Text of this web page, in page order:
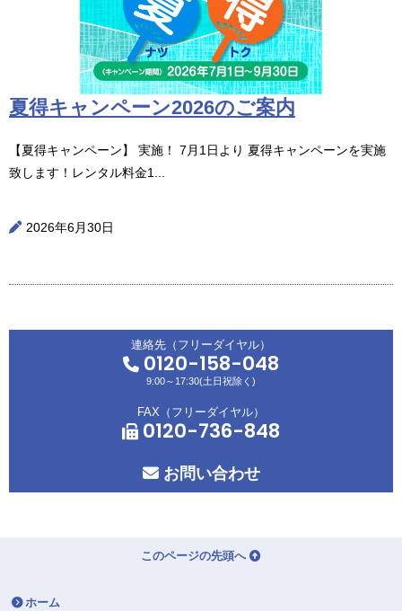
夏得キャンペーン2026のご案内
【夏得キャンペーン】 実施！ 7月1日より 夏得キャンペーンを実施
致します！レンタル料金1...
2026年6月30日
連絡先（フリーダイヤル）
0120-158-048
9:00～17:30(土日祝除く)
FAX（フリーダイヤル）
0120-736-848
お問い合わせ
このページの先頭へ
ホーム